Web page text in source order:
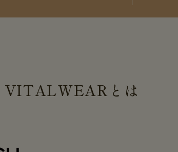
VITALWEAR とは